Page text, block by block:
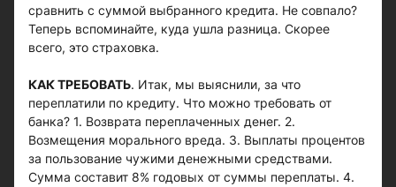
сравнить с суммой выбранного кредита. Не совпало?
Теперь вспоминайте, куда ушла разница. Скорее
всего, это страховка.
КАК ТРЕБОВАТЬ. Итак, мы выяснили, за что
переплатили по кредиту. Что можно требовать от
банка? 1. Возврата переплаченных денег. 2.
Возмещения морального вреда. 3. Выплаты процентов
за пользование чужими денежными средствами.
Сумма составит 8% годовых от суммы переплаты. 4.